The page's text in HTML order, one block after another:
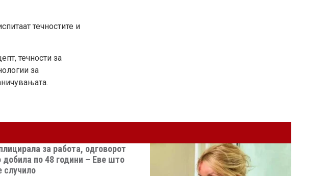
течностите и
течности за
за
за работа, одговорот
добила по 48 години – Еве што
случило